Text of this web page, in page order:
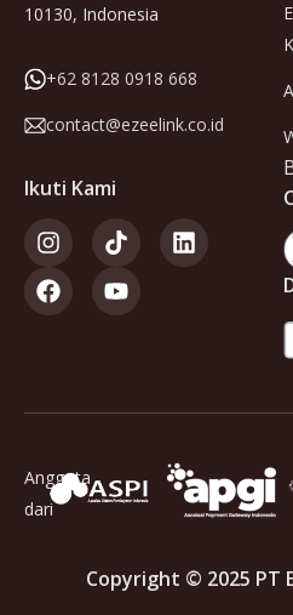
10130, Indonesia
+62 8128 0918 668
contact@ezeelink.co.id
Ikuti Kami
Anggota
dari
Copyright © 2025 PT